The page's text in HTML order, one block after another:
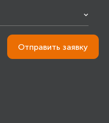
Отправить заявку